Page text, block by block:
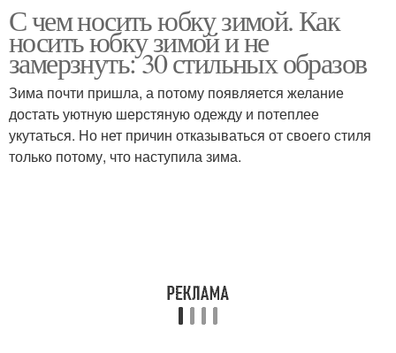
Кожаные юбки Вязаная юбка
С чем носить юбку зимой. Как
носить юбку зимой и не
замерзнуть: 30 стильных образов
Зима почти пришла, а потому появляется желание
достать уютную шерстяную одежду и потеплее
укутаться. Но нет причин отказываться от своего стиля
только потому, что наступила зима.